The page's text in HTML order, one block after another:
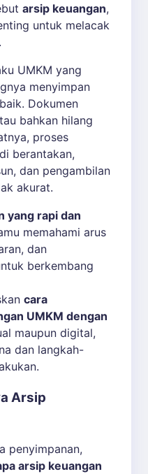
arsip keuangan,
untuk melacak
UMKM yang
menyimpan
Dokumen
bahkan hilang
proses
berantakan,
dan pengambilan
akurat.
yang rapi dan
memahami arus
dan
berkembang
cara
UMKM dengan
maupun digital,
dan langkah-
Arsip
penyimpanan,
arsip keuangan